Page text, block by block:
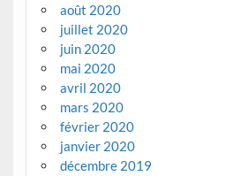
août 2020
juillet 2020
juin 2020
mai 2020
avril 2020
mars 2020
février 2020
janvier 2020
décembre 2019